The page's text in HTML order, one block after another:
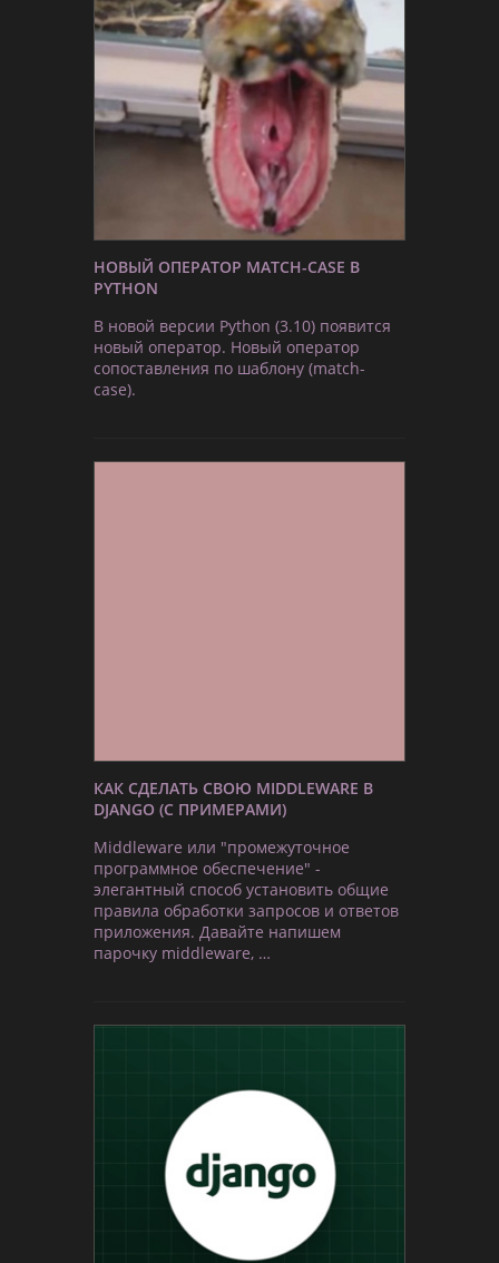
НОВЫЙ ОПЕРАТОР MATCH-CASE В
PYTHON
В новой версии Python (3.10) появится
новый оператор. Новый оператор
сопоставления по шаблону (match-
case).
КАК СДЕЛАТЬ СВОЮ MIDDLEWARE В
DJANGO (С ПРИМЕРАМИ)
Middleware или "промежуточное
программное обеспечение" -
элегантный способ установить общие
правила обработки запросов и ответов
приложения. Давайте напишем
парочку middleware, …